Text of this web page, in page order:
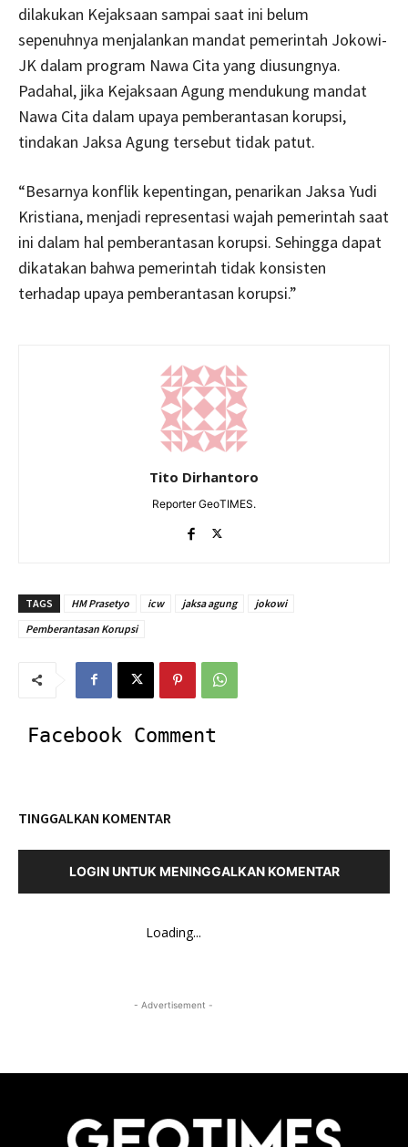
dilakukan Kejaksaan sampai saat ini belum
sepenuhnya menjalankan mandat pemerintah Jokowi-
JK dalam program Nawa Cita yang diusungnya.
Padahal, jika Kejaksaan Agung mendukung mandat
Nawa Cita dalam upaya pemberantasan korupsi,
tindakan Jaksa Agung tersebut tidak patut.
“Besarnya konflik kepentingan, penarikan Jaksa Yudi
Kristiana, menjadi representasi wajah pemerintah saat
ini dalam hal pemberantasan korupsi. Sehingga dapat
dikatakan bahwa pemerintah tidak konsisten
terhadap upaya pemberantasan korupsi.”
Tito Dirhantoro
Reporter GeoTIMES.
TAGS HM Prasetyo icw jaksa agung
jokowi
Pemberantasan Korupsi
Facebook Comment
TINGGALKAN KOMENTAR
LOGIN UNTUK MENINGGALKAN KOMENTAR
Loading...
- Advertisement -